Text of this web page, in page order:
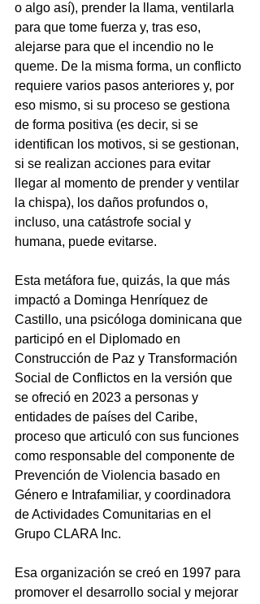
o algo así), prender la llama, ventilarla
para que tome fuerza y, tras eso,
alejarse para que el incendio no le
queme. De la misma forma, un conflicto
requiere varios pasos anteriores y, por
eso mismo, si su proceso se gestiona
de forma positiva (es decir, si se
identifican los motivos, si se gestionan,
si se realizan acciones para evitar
llegar al momento de prender y ventilar
la chispa), los daños profundos o,
incluso, una catástrofe social y
humana, puede evitarse.
Esta metáfora fue, quizás, la que más
impactó a Dominga Henríquez de
Castillo, una psicóloga dominicana que
participó en el Diplomado en
Construcción de Paz y Transformación
Social de Conflictos en la versión que
se ofreció en 2023 a personas y
entidades de países del Caribe,
proceso que articuló con sus funciones
como responsable del componente de
Prevención de Violencia basado en
Género e Intrafamiliar, y coordinadora
de Actividades Comunitarias en el
Grupo CLARA Inc.
Esa organización se creó en 1997 para
promover el desarrollo social y mejorar